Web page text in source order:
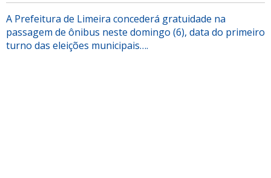
A Prefeitura de Limeira concederá gratuidade na
passagem de ônibus neste domingo (6), data do primeiro
turno das eleições municipais….